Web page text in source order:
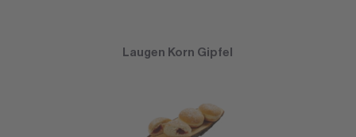
Laugen Korn Gipfel